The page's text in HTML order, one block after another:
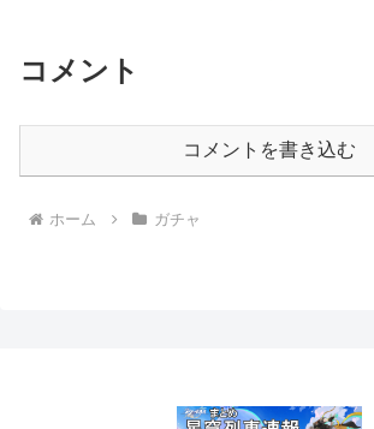
コメント
コメントを書き込む
ホーム ガチャ